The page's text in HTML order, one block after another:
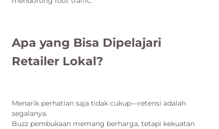
Apa yang Bisa Dipelajari
Retailer Lokal?
Menarik perhatian saja tidak cukup—retensi adalah
segalanya.
Buzz pembukaan memang berharga, tetapi kekuatan